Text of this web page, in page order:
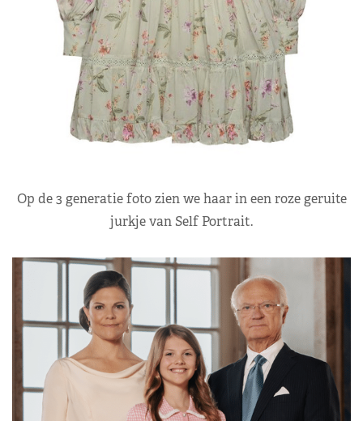
Op de 3 generatie foto zien we haar in een roze geruite
jurkje van Self Portrait.